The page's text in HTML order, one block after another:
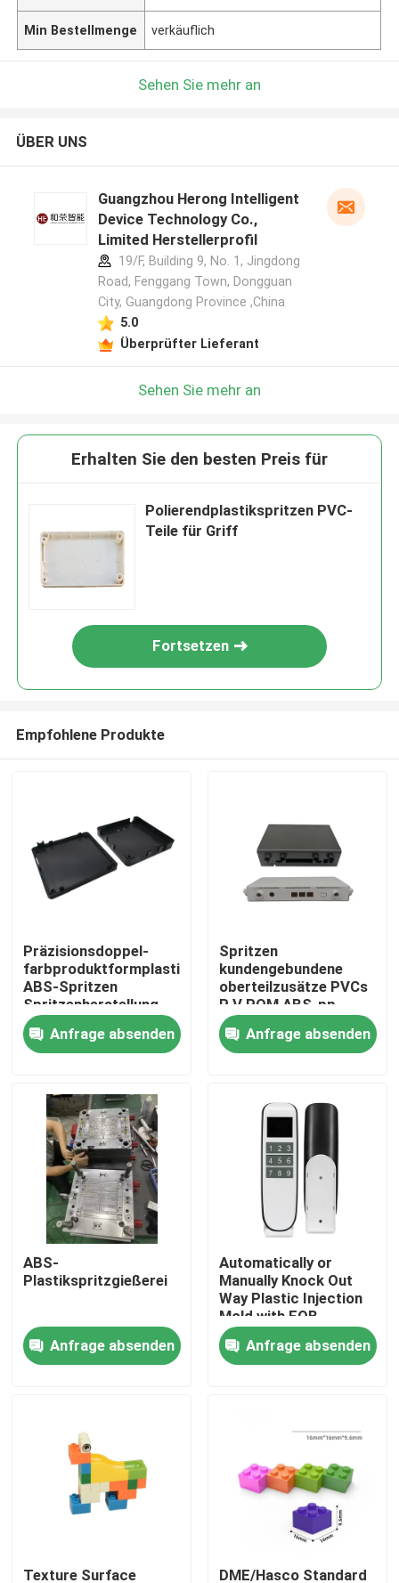
Produkte
Über uns
Werksbesichtigung
Qualitätskontrolle
Kontakt mit uns
Rechtssachen
Selbstspritzen
Teile von Haushaltsgeräten Spritzguss
Min Bestellmenge verkäuflich
Sehen Sie mehr an
ÜBER UNS
Guangzhou Herong Intelligent
Device Technology Co.,
Limited Herstellerprofil
19/F, Building 9, No. 1, Jingdong
Road, Fenggang Town, Dongguan
City, Guangdong Province ,China
5.0
Überprüfter Lieferant
Sehen Sie mehr an
Erhalten Sie den besten Preis für
Polierendplastikspritzen PVC-
Teile für Griff
Fortsetzen
Empfohlene Produkte
Präzisionsdoppel-
farbproduktformplastikplastikeinspritzung
ABS-Spritzen
Spritzenherstellung
Anfrage absenden
Spritzen
kundengebundene
oberteilzusätze PVCs
P V POM ABS-pp.
Plastik
Anfrage absenden
ABS-
Plastikspritzgießerei
Anfrage absenden
Automatically or
Manually Knock Out
Way Plastic Injection
Mold with FOB
Incoterm and
DME/Hasco Standard
Anfrage absenden
Texture Surface DME/Hasco Standard